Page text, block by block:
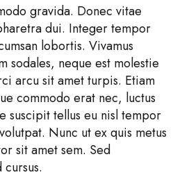
gravida. Donec vitae
dui. Integer tempor
lobortis. Vivamus
sodales, neque est molestie
arcu sit amet turpis. Etiam
commodo erat nec, luctus
suscipit tellus eu nisl tempor
Nunc ut ex quis metus
sit amet sem. Sed